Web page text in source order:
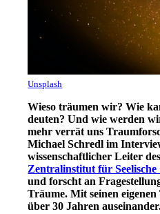
Unsplash
Wieso träumen wir? Wie
deuten? Und wie werden
mehr verrät uns
Michael Schredl im
wissenschaftlicher Leiter
Zentralinstitut für Seelische
und forscht an
Träume. Mit seinen
über 30 Jahren